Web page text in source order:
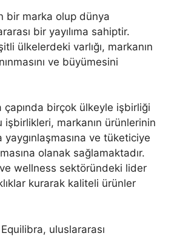
bir marka olup dünya
bir yayılıma sahiptir.
ülkelerdeki varlığı, markanın
ve büyümesini
çapında birçok ülkeyle işbirliği
işbirlikleri, markanın ürünlerinin
yaygınlaşmasına ve tüketiciye
olanak sağlamaktadır.
wellness sektöründeki lider
kurarak kaliteli ürünler
Equilibra, uluslararası